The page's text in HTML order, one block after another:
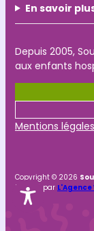
En savoir
Depuis 2005,
aux enfants
Mentions légales
Copyright © 2026
Réalisé par L'Agence